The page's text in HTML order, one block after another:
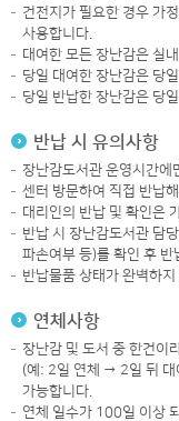
건전지가 필요한 경우 가
사용합니다.
대여한 모든 장난감은 실
당일 대여한 장난감은 당
당일 반납한 장난감은 당
반납 시 유의사항
장난감도서관 운영시간에
센터 방문하여 직접 반납
대리인의 반납 및 확인은
반납 시 장난감도서관 담
파손여부 등)를 확인 후 반
반납물품 상태가 완벽하
연체사항
장난감 및 도서 중 한건이
(예: 2일 연체 → 2일 뒤 대
가능합니다.
연체 일수가 100일 이상